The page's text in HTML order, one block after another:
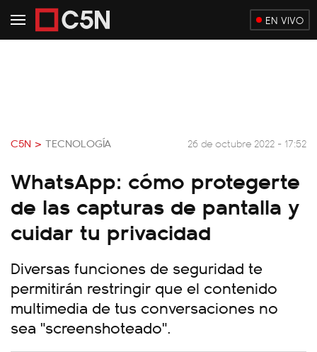
EN VIVO
C5N > TECNOLOGÍA 26 de octubre 2022 - 17:52
WhatsApp: cómo protegerte
de las capturas de pantalla y
cuidar tu privacidad
Diversas funciones de seguridad te
permitirán restringir que el contenido
multimedia de tus conversaciones no
sea "screenshoteado".